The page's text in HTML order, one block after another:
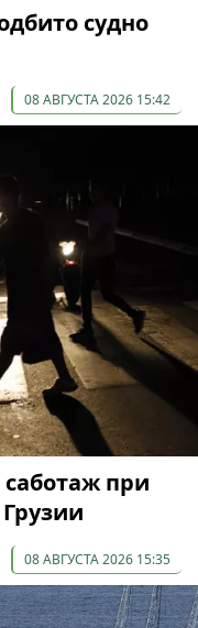
судно
08 АВГУСТА 2026 15:42
при
08 АВГУСТА 2026 15:35